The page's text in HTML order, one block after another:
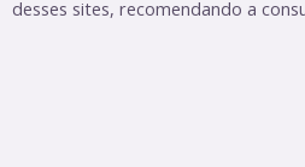
desses sites, recomendando a